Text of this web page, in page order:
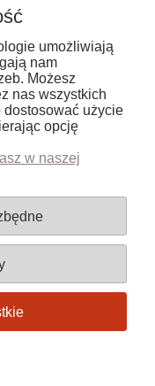
zarówno ich
czystości
naszych
nie zamienił ich
podane
umożliwiają
nam
Możesz
nas wszystkich
użycie
opcję
w naszej